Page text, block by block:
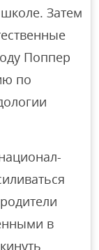
Затем
Поппер
по
в